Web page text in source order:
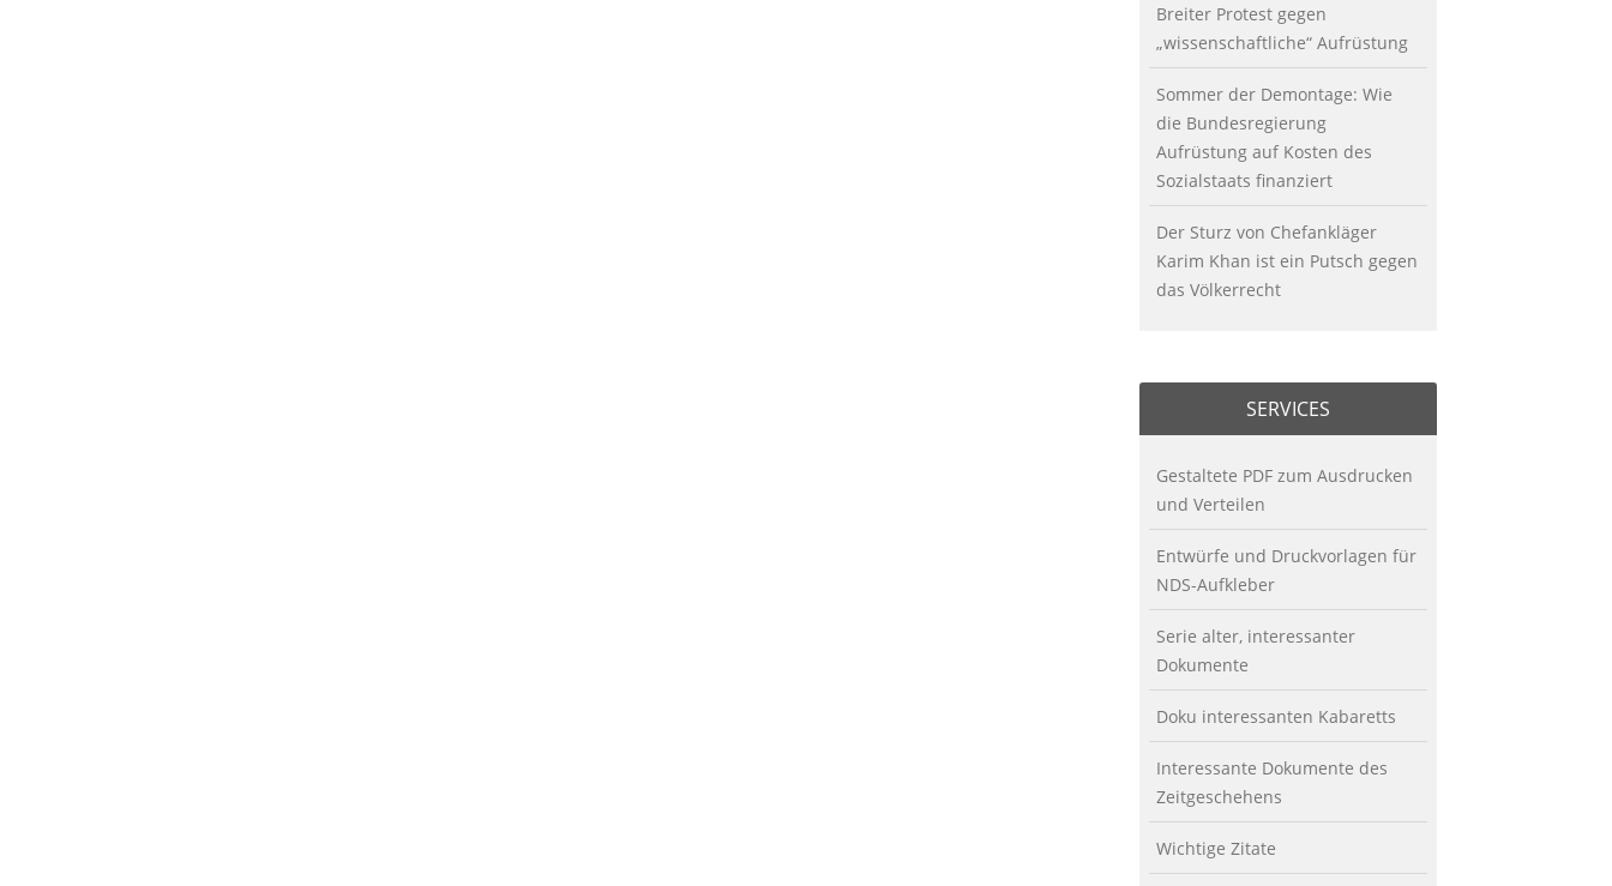
Breiter Protest gegen
„wissenschaftliche“ Aufrüstung
Sommer der Demontage: Wie
die Bundesregierung
Aufrüstung auf Kosten des
Sozialstaats finanziert
Der Sturz von Chefankläger
Karim Khan ist ein Putsch gegen
das Völkerrecht
SERVICES
Gestaltete PDF zum Ausdrucken
und Verteilen
Entwürfe und Druckvorlagen für
NDS-Aufkleber
Serie alter, interessanter
Dokumente
Doku interessanten Kabaretts
Interessante Dokumente des
Zeitgeschehens
Wichtige Zitate